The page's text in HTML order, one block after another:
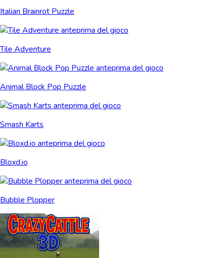
Italian Brainrot Puzzle
Tile Adventure
Animal Block Pop Puzzle
Smash Karts
Bloxd.io
Bubble Plopper